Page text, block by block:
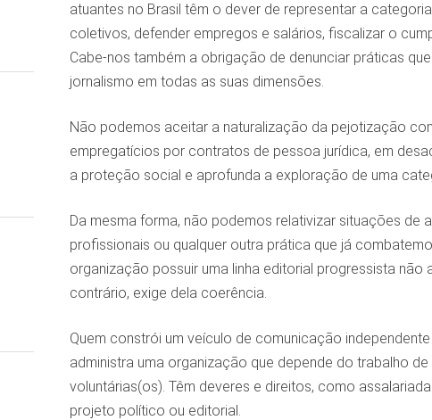
atuantes no Brasil têm o dever de representar a
coletivos, defender empregos e salários, fiscalizar o
Cabe-nos também a obrigação de denunciar práticas
jornalismo em todas as suas dimensões.
Não podemos aceitar a naturalização da pejotização
empregatícios por contratos de pessoa jurídica, em
a proteção social e aprofunda a exploração de uma
Da mesma forma, não podemos relativizar situações de
profissionais ou qualquer outra prática que já
organização possuir uma linha editorial progressista
contrário, exige dela coerência.
Quem constrói um veículo de comunicação
administra uma organização que depende do trabalho
voluntárias(os). Têm deveres e direitos, como
projeto político ou editorial.